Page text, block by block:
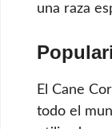
una raza
El Cane
todo el